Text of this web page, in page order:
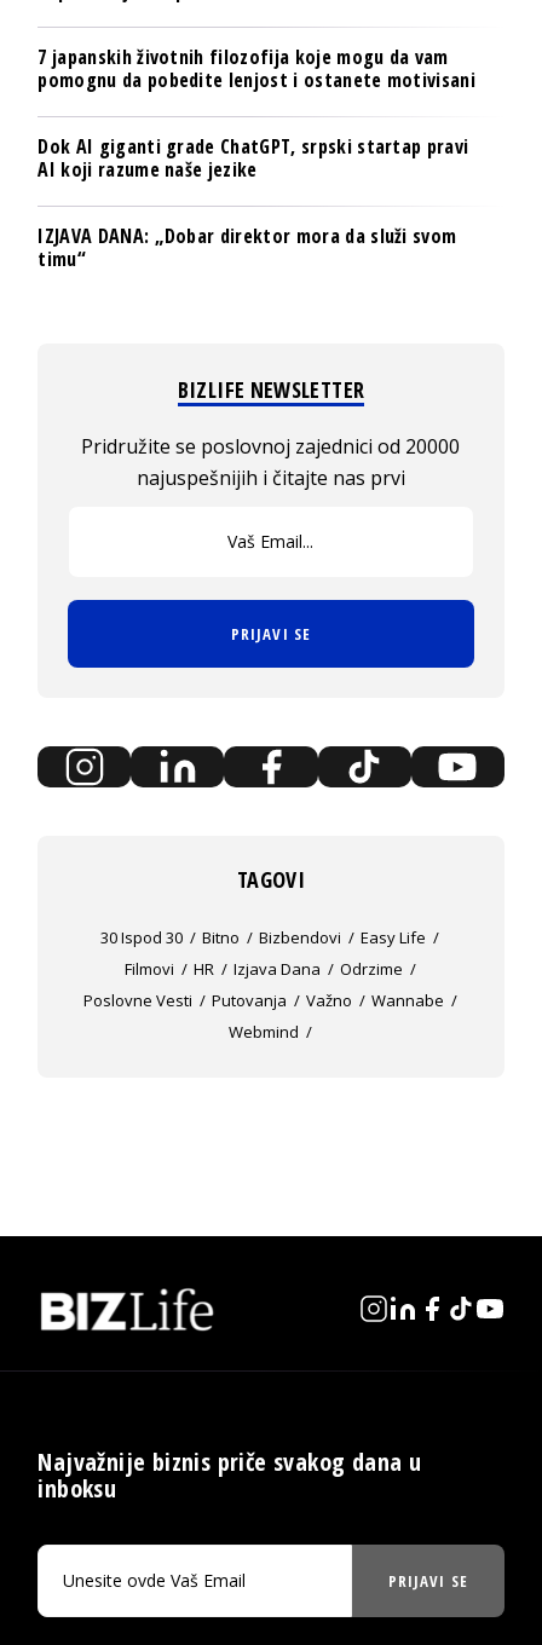
7 japanskih životnih filozofija koje mogu da vam
pomognu da pobedite lenjost i ostanete motivisani
Dok AI giganti grade ChatGPT, srpski startap pravi
AI koji razume naše jezike
IZJAVA DANA: „Dobar direktor mora da služi svom
timu“
BIZLIFE NEWSLETTER
Pridružite se poslovnoj zajednici od 20000
najuspešnijih i čitajte nas prvi
PRIJAVI SE
TAGOVI
30 Ispod 30 Bitno Bizbendovi
Easy Life
Filmovi
HR Izjava Dana
Odrzime
Poslovne Vesti
Putovanja Važno
Wannabe
Webmind
Najvažnije biznis priče svakog dana u
inboksu
PRIJAVI SE